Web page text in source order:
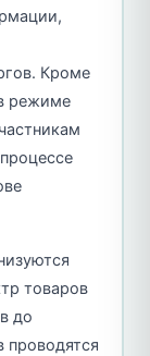
Кроме
режиме
товаров
до